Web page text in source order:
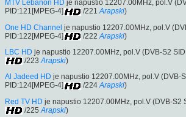
MTV Lebanon HD je napustio 12207.00MHz, pol.V
PID:121[MPEG-4]
/221 Arapski)
One HD Channel je napustio 12207.00MHz, pol.V
PID:122[MPEG-4]
/222 Arapski)
LBC HD je napustio 12207.00MHz, pol.V (DVB-S2
/223 Arapski)
Al Jadeed HD je napustio 12207.00MHz, pol.V (DVB-
PID:124[MPEG-4]
/224 Arapski)
Red TV HD je napustio 12207.00MHz, pol.V (DVB-S2
/225 Arapski)